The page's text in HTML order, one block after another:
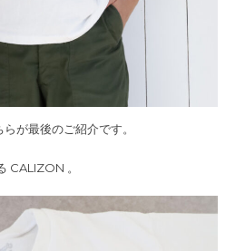
が最後のご紹介です。
CALIZON 。